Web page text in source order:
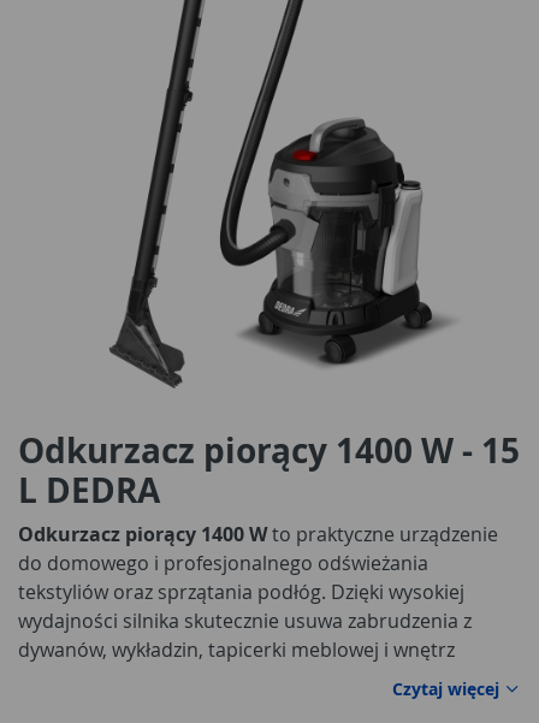
Odkurzacz piorący 1400 W - 15
L DEDRA
Odkurzacz piorący 1400 Wto praktyczne urządzenie
do domowego i profesjonalnego odświeżania
tekstyliów oraz sprzątania podłóg. Dzięki wysokiej
wydajności silnika skutecznie usuwa zabrudzenia z
dywanów, wykładzin, tapicerki meblowej i wnętrz
samochodowych, jednocześnie pozostając łatwy w
pozwala na długą pracę
Czytaj więcej